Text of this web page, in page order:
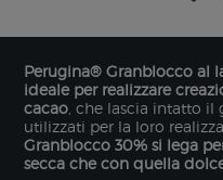
Perugina® Granblocco al
ideale per realizzare
cacao , che lascia intatto
utilizzati per la loro
Granblocco 30% si lega
secca che con quella